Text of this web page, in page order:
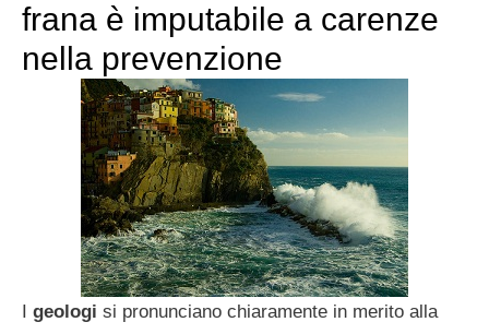
frana è imputabile a carenze
nella prevenzione
geologi si pronunciano chiaramente in merito alla